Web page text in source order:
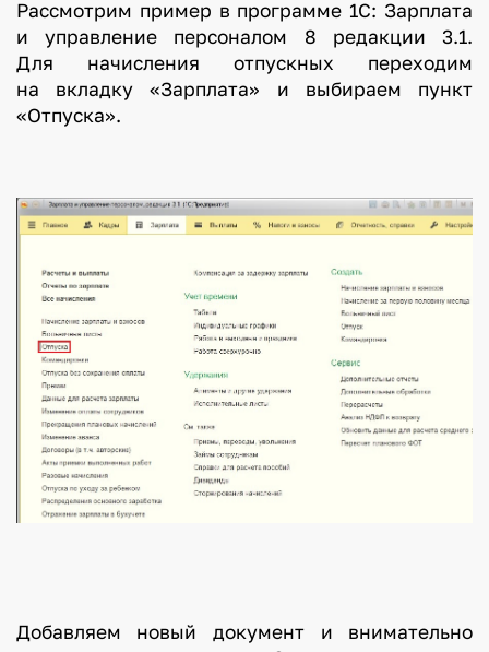
Рассмотрим пример в программе 1С: Зарплата
и управление персоналом 8 редакции 3.1.
Для начисления отпускных переходим
на вкладку «Зарплата» и выбираем пункт
«Отпуска».
Добавляем новый документ и внимательно